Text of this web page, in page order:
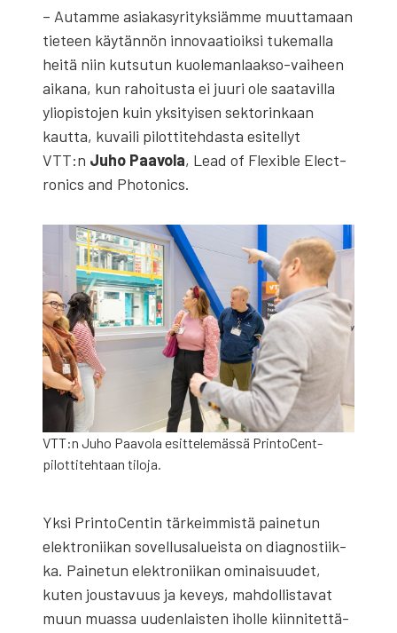
– Autam­me asia­kas­yri­tyk­siäm­me muut­ta­maan
tie­teen käy­tän­nön inno­vaa­tioik­si tuke­mal­la
hei­tä niin kut­su­tun kuo­le­man­laak­so-vai­heen
aika­na, kun rahoi­tus­ta ei juu­ri ole saa­ta­vil­la
yli­opis­to­jen kuin yksi­tyi­sen sek­to­rin­kaan
kaut­ta, kuvai­li pilot­ti­teh­das­ta esi­tel­lyt
VTT:n Juho Paa­vo­la, Lead of Flexible Elect­
ro­nics and Pho­to­nics.
VTT:n Juho Paa­vo­la esit­te­le­mäs­sä Prin­toCent-
pilot­ti­teh­taan tilo­ja.
Yksi Prin­toCen­tin tär­keim­mis­tä pai­ne­tun
elekt­ro­nii­kan sovel­lusa­lueis­ta on diag­nos­tiik­
ka. Pai­ne­tun elekt­ro­nii­kan omi­nai­suu­det,
kuten jous­ta­vuus ja keveys, mah­dol­lis­ta­vat
muun muas­sa uuden­lais­ten ihol­le kiin­ni­tet­tä­